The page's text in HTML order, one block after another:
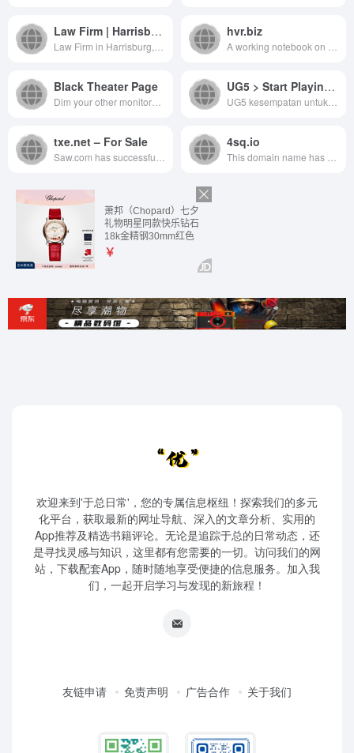
Law Firm | Harrisburg | Lancaster | Pittsburgh | Radnor | Scranton | State College | Frederick, MD | Towson, MD | Columbus, OH | Washington hvr.biz
Black Theater Page UG5 > Start Playing Games Here and Win Amazing Prizes Quickly
txe.net – For Sale 4sq.io
欢迎来到'于总日常'，您的专属信息枢纽！探索我们的多元
化平台，获取最新的网址导航、深入的文章分析、实用的
App推荐及精选书籍评论。无论是追踪于总的日常动态，还
是寻找灵感与知识，这里都有您需要的一切。访问我们的网
站，下载配套App，随时随地享受便捷的信息服务。加入我
们，一起开启学习与发现的新旅程！
友链申请 免责声明 广告合作 关于我们